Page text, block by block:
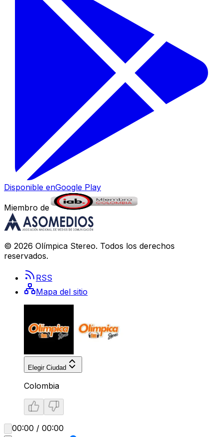
Disponible enGoogle Play
Miembro de
© 2026 Olímpica Stereo. Todos los derechos
reservados.
RSS
Mapa del sitio
Elegir Ciudad
Colombia
00:00 / 00:00